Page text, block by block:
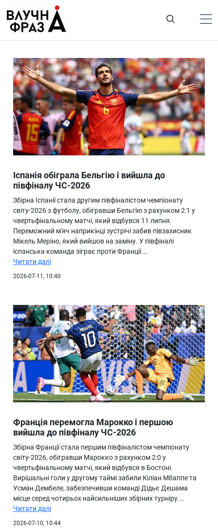
содержимому
Гроші
Життя
Лайфстайл
ТехноНаука
Людина
Ukraine
Про нас
Іспанія обіграла Бельгію і вийшла до
півфіналу ЧС-2026
Збірна Іспанії стала другим півфіналістом чемпіонату
світу-2026 з футболу, обігравши Бельгію з рахунком 2:1 у
чвертьфінальному матчі, який відбувся 11 липня.
Переможний м'яч наприкінці зустрічі забив півзахисник
Мікель Меріно, який вийшов на заміну. У півфіналі
іспанська команда зіграє проти Франції.…
Читати далі
2026-07-11, 10:40
Франція перемогла Марокко і першою
вийшла до півфіналу ЧС-2026
Збірна Франції стала першим півфіналістом чемпіонату
світу-2026, обігравши Марокко з рахунком 2:0 у
чвертьфінальному матчі, який відбувся в Бостоні.
Вирішальні голи у другому таймі забили Кіліан Мбаппе та
Усман Дембеле, забезпечивши команді Дідьє Дешама
місце серед чотирьох найсильніших збірних турніру.…
Читати далі
2026-07-10, 10:44